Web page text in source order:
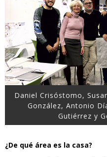
Daniel Crisóstomo,
González, Antonio
Gutiérrez y
¿De qué área es la casa?